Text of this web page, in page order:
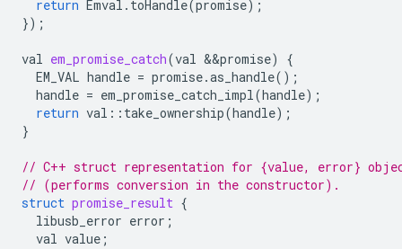
return Emval . toHandle(promise);
});
val em_promise_catch(val &&promise)
{
EM_VAL handle = promise.as_handle();
handle = em_promise_catch_impl(handle);
return val :: take_ownership(handle);
}
// C++ struct representation for {value, error}
// (performs conversion in the constructor).
struct promise_result {
libusb_error error ;
val value ;